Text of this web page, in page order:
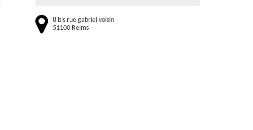
8 bis rue gabriel voisin
51100 Reims